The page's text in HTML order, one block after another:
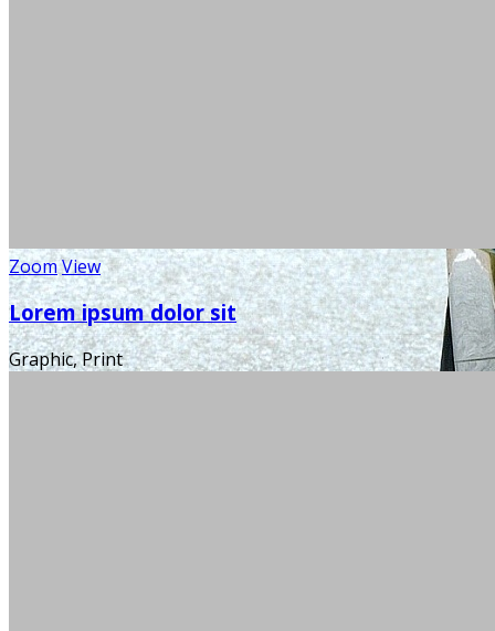
ZoomView
Lorem ipsum dolor sit
Graphic, Print